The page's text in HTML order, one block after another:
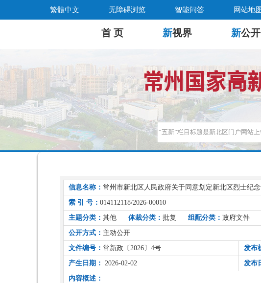
繁體中文 无障碍浏览 智能问答 网站地图
首 页 新视界 新公开
信息名称： 常州市新北区人民政府关于同意划定新北区烈士纪
索 引 号： 014112118/2026-00010
主题分类： 其他 体裁分类： 批复 组配分类： 政府文件
公开方式： 主动公开
文件编号： 常新政〔2026〕4号 发布
产生日期： 2026-02-02 发布
内容概述：